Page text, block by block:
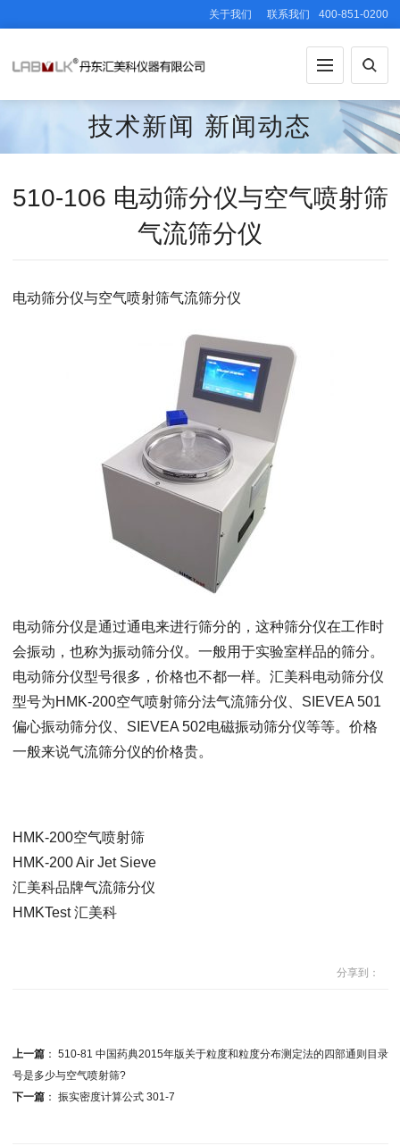
关于我们 联系我们 400-851-0200
技术新闻 新闻动态
510-106 电动筛分仪与空气喷射筛
气流筛分仪
电动筛分仪与空气喷射筛气流筛分仪
电动筛分仪是通过通电来进行筛分的，这种筛分仪在工作时
会振动，也称为振动筛分仪。一般用于实验室样品的筛分。
电动筛分仪型号很多，价格也不都一样。汇美科电动筛分仪
型号为HMK-200空气喷射筛分法气流筛分仪、SIEVEA 501
偏心振动筛分仪、SIEVEA 502电磁振动筛分仪等等。价格
一般来说气流筛分仪的价格贵。
HMK-200空气喷射筛
HMK-200 Air Jet Sieve
汇美科品牌气流筛分仪
HMKTest 汇美科
分享到：
上一篇： 510-81 中国药典2015年版关于粒度和粒度分布测定法的四部通则目录
号是多少与空气喷射筛?
下一篇： 振实密度计算公式 301-7